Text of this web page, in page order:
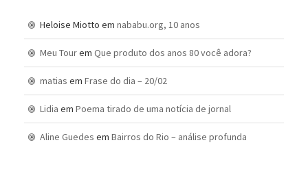
Heloise Miotto em nababu.org, 10 anos
Meu Tourem Que produto dos anos 80 você adora?
matias em Frase do dia – 20/02
Lidia em Poema tirado de uma notícia de jornal
Aline Guedes em Bairros do Rio – análise profunda